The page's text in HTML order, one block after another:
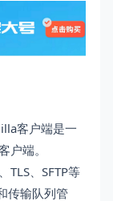
客户端是一
户端。
TLS、SFTP等
传输队列管